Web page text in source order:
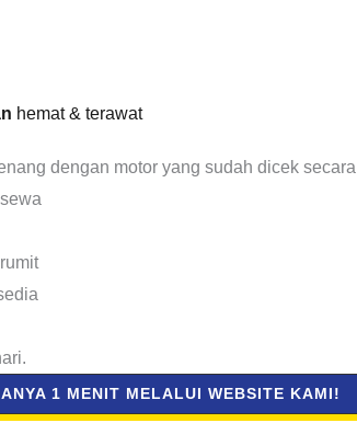
hemat & terawat
dengan motor yang sudah dicek
1 MENIT MELALUI WEBSITE KAMI!